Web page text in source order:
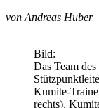
von Andreas Huber
Bild:
Das Team
Kumite-
rechts),